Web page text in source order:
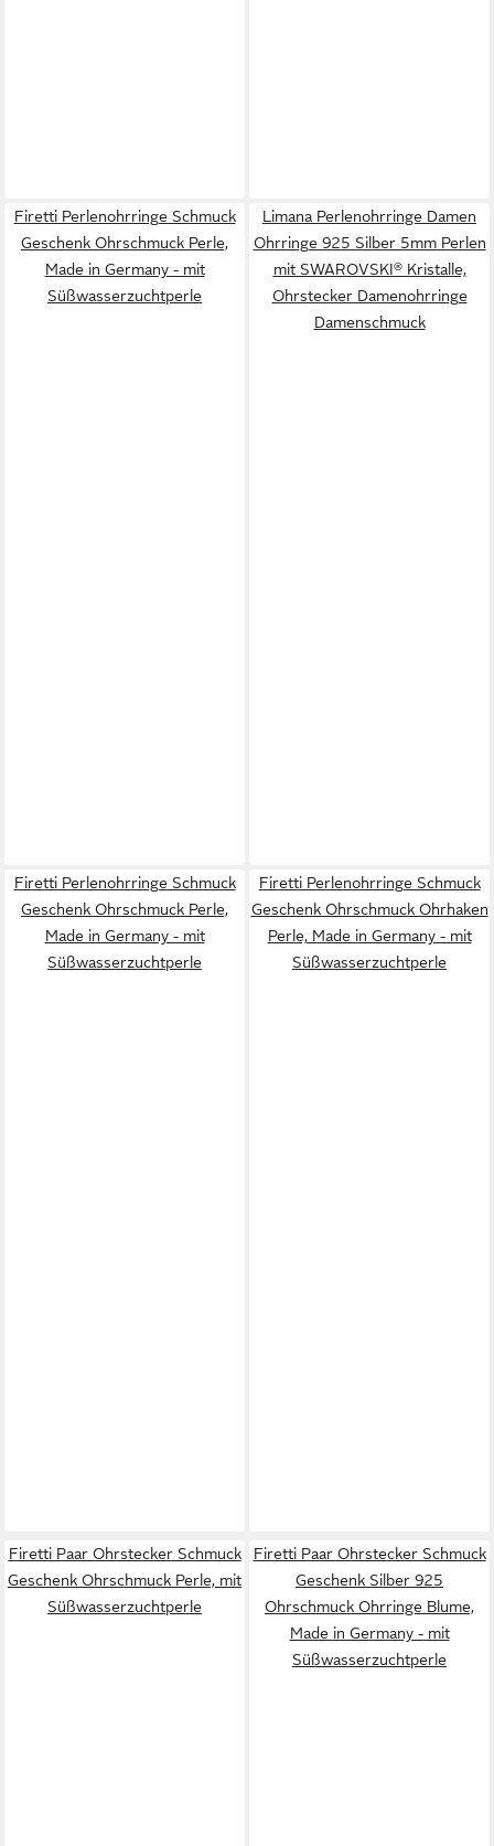
Firetti Perlenohrringe Schmuck
Geschenk Ohrschmuck Perle,
Made in Germany - mit
Süßwasserzuchtperle
Limana Perlenohrringe Damen
Ohrringe 925 Silber 5mm Perlen
mit SWAROVSKI® Kristalle,
Ohrstecker Damenohrringe
Damenschmuck
Firetti Perlenohrringe Schmuck
Geschenk Ohrschmuck Perle,
Made in Germany - mit
Süßwasserzuchtperle
Firetti Perlenohrringe Schmuck
Geschenk Ohrschmuck Ohrhaken
Perle, Made in Germany - mit
Süßwasserzuchtperle
Firetti Paar Ohrstecker Schmuck
Geschenk Ohrschmuck Perle, mit
Süßwasserzuchtperle
Firetti Paar Ohrstecker Schmuck
Geschenk Silber 925
Ohrschmuck Ohrringe Blume,
Made in Germany - mit
Süßwasserzuchtperle